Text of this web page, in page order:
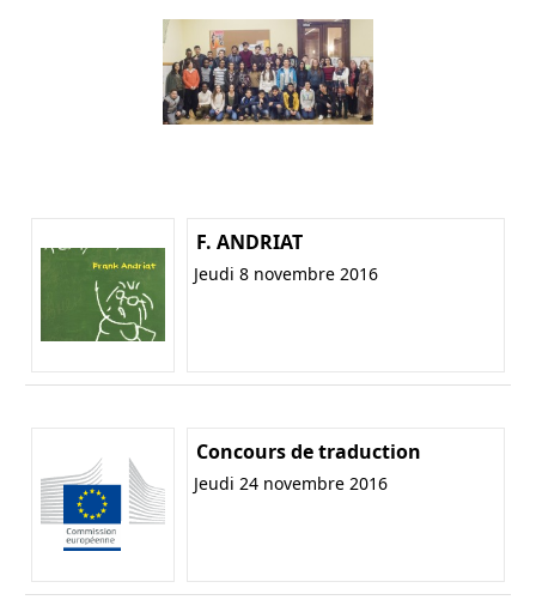
F. ANDRIAT
Jeudi 8 novembre 2016
Concours de traduction
Jeudi 24 novembre 2016